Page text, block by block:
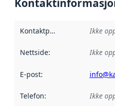
Kontaktpunkt Ikke
Nettside: Ikke
E-post:
Telefon: Ikke